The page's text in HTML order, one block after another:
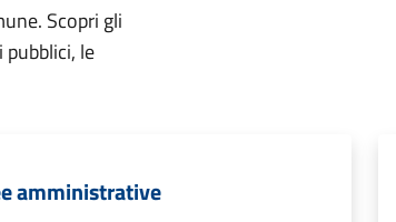
Scopri gli
le
amministrative